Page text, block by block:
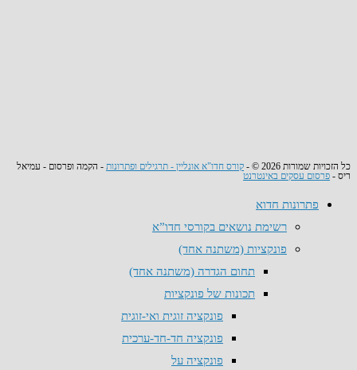
כל הזכויות שמורות 2026 © - קורס חדו"א אונליין - תרגילים ופתרונות - הקמה ופרסום - עמיאל
ריס - פרסום עסקים באינטרנט
פתרונות חדוא
רשימת נושאים בקורסי חדו”א
פונקציות (משתנה אחד)
תחום הגדרה (משתנה אחד)
תכונות של פונקציות
פונקציה זוגית ואי-זוגית
פונקציה חד-חד-ערכית
פונקציה על